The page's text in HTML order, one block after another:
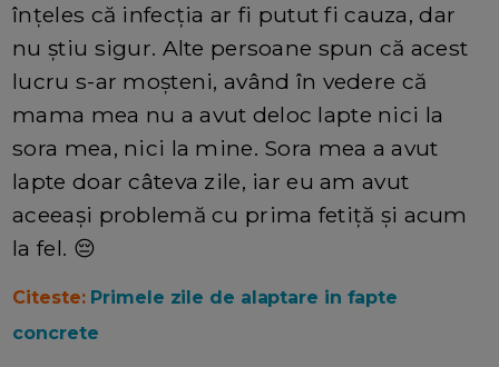
înțeles că infecția ar fi putut fi cauza, dar
nu știu sigur. Alte persoane spun că acest
lucru s-ar moșteni, având în vedere că
mama mea nu a avut deloc lapte nici la
sora mea, nici la mine. Sora mea a avut
lapte doar câteva zile, iar eu am avut
aceeași problemă cu prima fetiță și acum
la fel. 😔
Citeste: Primele zile de alaptare in fapte
concrete